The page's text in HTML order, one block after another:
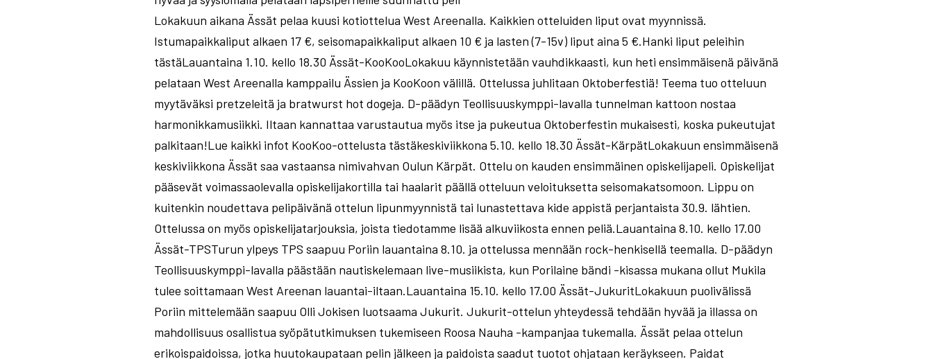
Lokakuun aikana Ässät pelaa kuusi kotiottelua West Areenalla. Kaikkien otteluiden liput ovat myynnissä.
Istumapaikkaliput alkaen 17 €, seisomapaikkaliput alkaen 10 € ja lasten (7-15v) liput aina 5 €.Hanki liput peleihin
tästäLauantaina 1.10. kello 18.30 Ässät-KooKooLokakuu käynnistetään vauhdikkaasti, kun heti ensimmäisenä päivänä
pelataan West Areenalla kamppailu Ässien ja KooKoon välillä. Ottelussa juhlitaan Oktoberfestiä! Teema tuo otteluun
myytäväksi pretzeleitä ja bratwurst hot dogeja. D-päädyn Teollisuuskymppi-lavalla tunnelman kattoon nostaa
harmonikkamusiikki. Iltaan kannattaa varustautua myös itse ja pukeutua Oktoberfestin mukaisesti, koska pukeutujat
palkitaan!Lue kaikki infot KooKoo-ottelusta tästäkeskiviikkona 5.10. kello 18.30 Ässät-KärpätLokakuun ensimmäisenä
keskiviikkona Ässät saa vastaansa nimivahvan Oulun Kärpät. Ottelu on kauden ensimmäinen opiskelijapeli. Opiskelijat
pääsevät voimassaolevalla opiskelijakortilla tai haalarit päällä otteluun veloituksetta seisomakatsomoon. Lippu on
kuitenkin noudettava pelipäivänä ottelun lipunmyynnistä tai lunastettava kide appistä perjantaista 30.9. lähtien.
Ottelussa on myös opiskelijatarjouksia, joista tiedotamme lisää alkuviikosta ennen peliä.Lauantaina 8.10. kello 17.00
Ässät-TPSTurun ylpeys TPS saapuu Poriin lauantaina 8.10. ja ottelussa mennään rock-henkisellä teemalla. D-päädyn
Teollisuuskymppi-lavalla päästään nautiskelemaan live-musiikista, kun Porilaine bändi -kisassa mukana ollut Mukila
tulee soittamaan West Areenan lauantai-iltaan.Lauantaina 15.10. kello 17.00 Ässät-JukuritLokakuun puolivälissä
Poriin mittelemään saapuu Olli Jokisen luotsaama Jukurit. Jukurit-ottelun yhteydessä tehdään hyvää ja illassa on
mahdollisuus osallistua syöpätutkimuksen tukemiseen Roosa Nauha -kampanjaa tukemalla. Ässät pelaa ottelun
erikoispaidoissa, jotka huutokaupataan pelin jälkeen ja paidoista saadut tuotot ohjataan keräykseen. Paidat